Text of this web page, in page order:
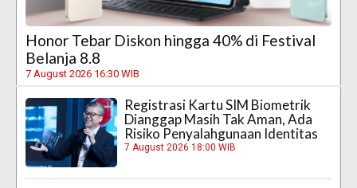
Honor Tebar Diskon hingga 40% di Festival
Belanja 8.8
7 August 2026 16:30 WIB
Registrasi Kartu SIM Biometrik
Dianggap Masih Tak Aman, Ada
Risiko Penyalahgunaan Identitas
7 August 2026 18:00 WIB